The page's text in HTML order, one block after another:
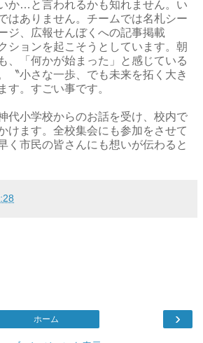
か…と言われるかも知れません。い
はありません。チームでは名札シー
ジ、広報せんぼくへの記事掲載
ションを起こそうとしています。朝
、「何かが始まった」と感じている
〝小さな一歩、でも未来を拓く大き
す。すごい事です。
代小学校からのお話を受け、校内で
けます。全校集会にも参加をさせて
く市民の皆さんにも想いが伝わると
›
ホーム